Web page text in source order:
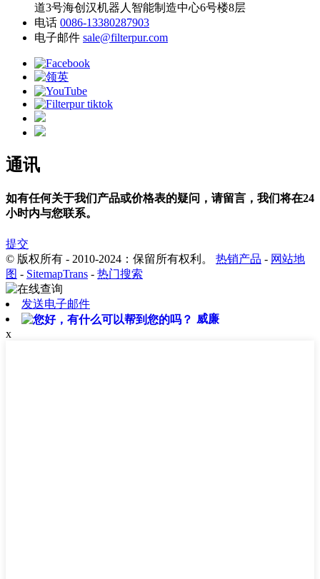
道3号海创汉机器人智能制造中心6号楼8层
电话 0086-13380287903
电子邮件 sale@filterpur.com
通讯
如有任何关于我们产品或价格表的疑问，请留言，我们将在24
小时内与您联系。
提交
© 版权所有 - 2010-2024：保留所有权利。 热销产品 - 网站地
图 - SitemapTrans - 热门搜索
发送电子邮件
威廉
x